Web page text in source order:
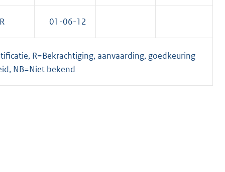
R 01-06-12
R=Bekrachtiging, aanvaarding, goedkeuring
NB=Niet bekend